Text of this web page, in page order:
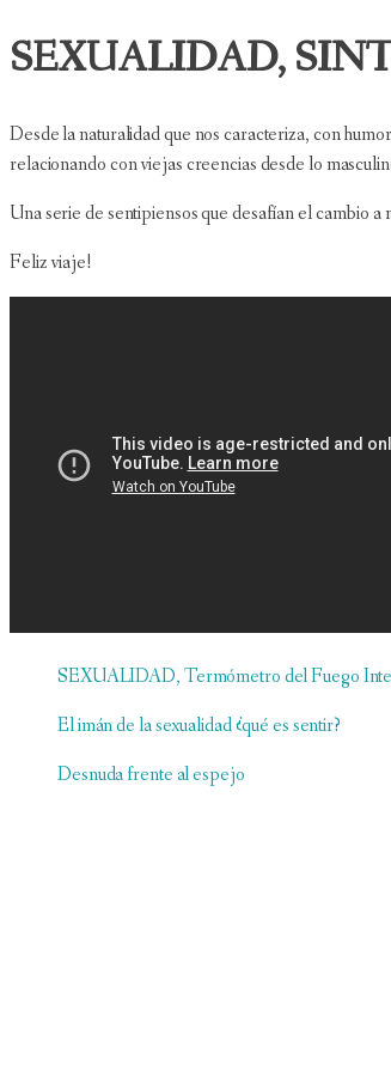
SEXUALIDAD,
Desde la naturalidad que nos caracteriza, con
relacionando con viejas creencias desde lo
Una serie de sentipiensos que desafían el cambio a
Feliz viaje!
SEXUALIDAD, Termómetro del Fuego
El imán de la sexualidad ¿qué es sentir?
Desnuda frente al espejo